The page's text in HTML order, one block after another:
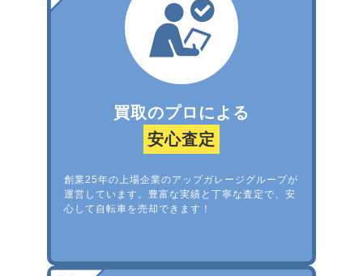
買取のプロによる
安心査定
創業25年の上場企業のアップガレージグループが
運営しています。豊富な実績と丁寧な査定で、安
心して自転車を売却できます！